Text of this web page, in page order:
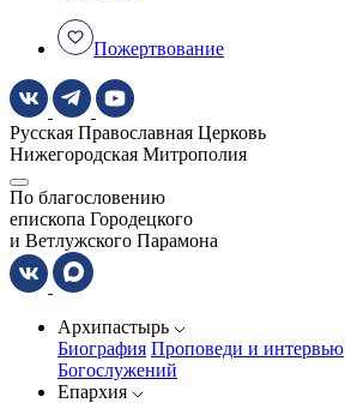
Пожертвование
Русская Православная Церковь
Нижегородская Митрополия
По благословению
епископа Городецкого
и Ветлужского Парамона
Архипастырь
Биография Проповеди и интервью
Богослужений
Епархия